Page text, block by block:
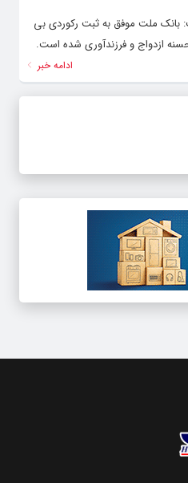
بانک ملت موفق به ثبت رکوردی بی
ازدواج و فرزندآوری شده است.
ادامه خبر